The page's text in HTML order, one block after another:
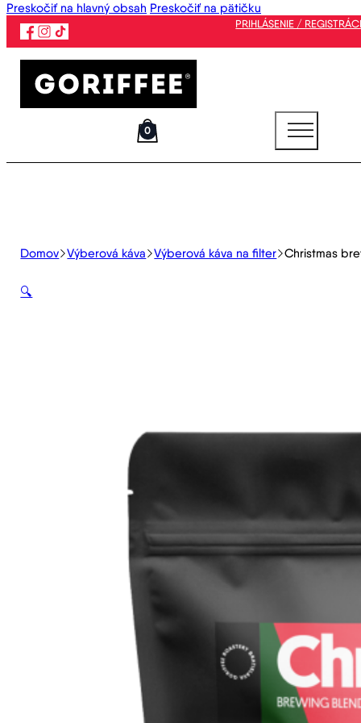
Preskočiť na hlavný obsah Preskočiť na pätičku
PRIHLÁSENIE /
0
Domov Výberová káva Výberová káva na filter Christmas
🔍